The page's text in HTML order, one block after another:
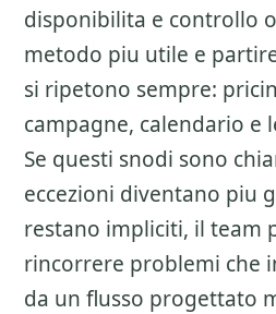
disponibilita e controllo
metodo piu utile e
si ripetono sempre:
campagne, calendario e
Se questi snodi sono
eccezioni diventano piu
restano impliciti, il team
rincorrere problemi che
da un flusso progettato